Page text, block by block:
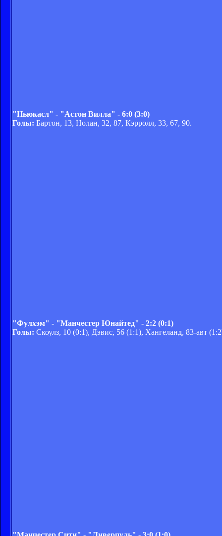
"Ньюкасл" - "Астон Вилла" - 6:0 (3:0)
Голы: Бартон, 13, Нолан, 32, 87, Кэрролл, 33, 67, 90.
"Фулхэм" - "Манчестер Юнайтед" - 2:2 (0:1)
Голы: Скоулз, 10 (0:1), Дэвис, 56 (1:1), Хангеланд, 83-авт